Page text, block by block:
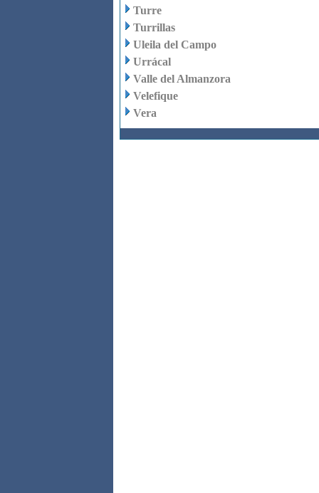
Turre
Turrillas
Uleila del Campo
Urrácal
Valle del Almanzora
Velefique
Vera